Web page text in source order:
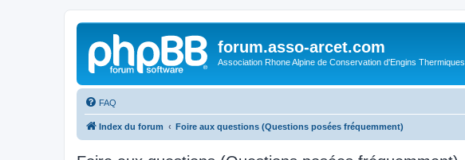
forum.asso-arcet.com
Association Rhone Alpine de Conservation d'Engins Thermiques
FAQ
Index du forum Foire aux questions (Questions posées fréquemment)